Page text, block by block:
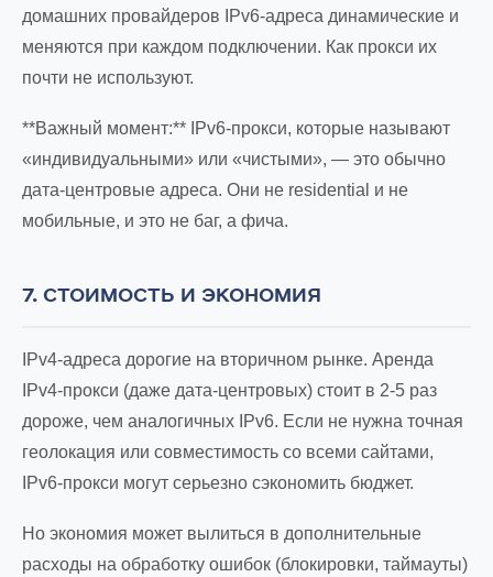
домашних провайдеров IPv6-адреса динамические и
меняются при каждом подключении. Как прокси их
почти не используют.
**Важный момент:** IPv6-прокси, которые называют
«индивидуальными» или «чистыми», — это обычно
дата-центровые адреса. Они не residential и не
мобильные, и это не баг, а фича.
7. СТОИМОСТЬ И ЭКОНОМИЯ
IPv4-адреса дорогие на вторичном рынке. Аренда
IPv4-прокси (даже дата-центровых) стоит в 2-5 раз
дороже, чем аналогичных IPv6. Если не нужна точная
геолокация или совместимость со всеми сайтами,
IPv6-прокси могут серьезно сэкономить бюджет.
Но экономия может вылиться в дополнительные
расходы на обработку ошибок (блокировки, таймауты)